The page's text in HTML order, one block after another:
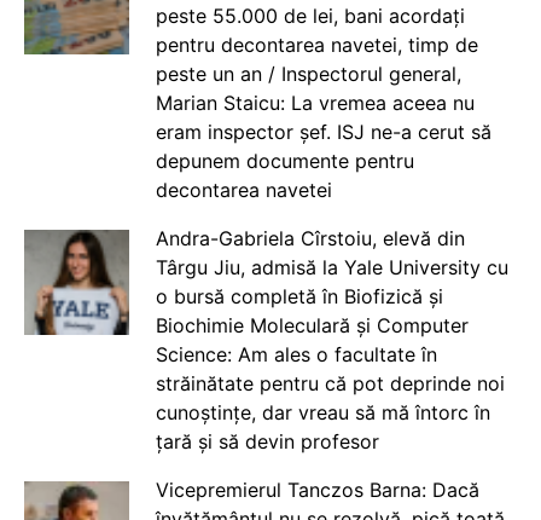
peste 55.000 de lei, bani acordați
pentru decontarea navetei, timp de
peste un an / Inspectorul general,
Marian Staicu: La vremea aceea nu
eram inspector șef. ISJ ne-a cerut să
depunem documente pentru
decontarea navetei
Andra-Gabriela Cîrstoiu, elevă din
Târgu Jiu, admisă la Yale University cu
o bursă completă în Biofizică și
Biochimie Moleculară și Computer
Science: Am ales o facultate în
străinătate pentru că pot deprinde noi
cunoștințe, dar vreau să mă întorc în
țară și să devin profesor
Vicepremierul Tanczos Barna: Dacă